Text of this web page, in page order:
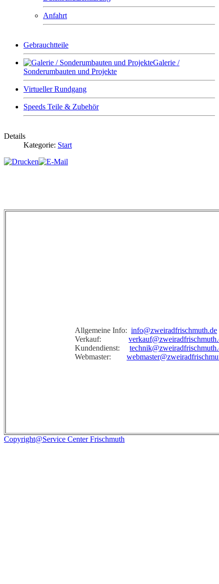
Anfahrt
Gebrauchtteile
Galerie /
Sonderumbauten und Projekte
Virtueller Rundgang
Speeds Teile & Zubehör
Details
Kategorie: Start
Allgemeine Info: info@zweiradfrischmuth.de
Verkauf:
Kundendienst:
Webmaster:
Copyright@Service Center Frischmuth